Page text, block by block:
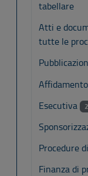
tabellare
Atti e
tutte le
Affidamento
Esecutiva 2
Procedure
Finanza di